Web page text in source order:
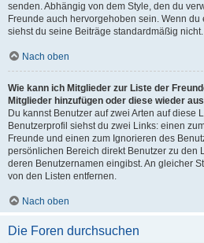
senden. Abhängig von dem Style, den du
Freunde auch hervorgehoben sein. Wenn
siehst du seine Beiträge standardmäßig nicht.
Nach oben
Wie kann ich Mitglieder zur Liste der
Mitglieder hinzufügen oder diese wieder
Du kannst Benutzer auf zwei Arten auf diese
Benutzerprofil siehst du zwei Links: einen
Freunde und einen zum Ignorieren des
persönlichen Bereich direkt Benutzer zu den
deren Benutzernamen eingibst. An gleicher
von den Listen entfernen.
Nach oben
Die Foren durchsuchen